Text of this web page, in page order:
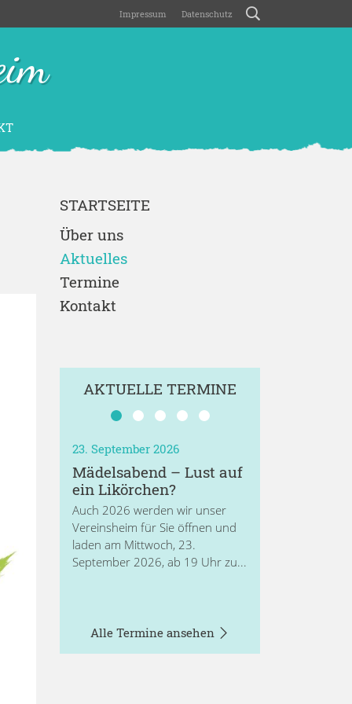
Impressum Datenschutz
STARTSEITE
Über uns
Aktuelles
Termine
Kontakt
AKTUELLE TERMINE
23. September 2026
Mädelsabend – Lust auf
ein Likörchen?
Auch 2026 werden wir unser
Vereinsheim für Sie öffnen und
laden am Mittwoch, 23.
September 2026, ab 19 Uhr zu...
Alle Termine ansehen